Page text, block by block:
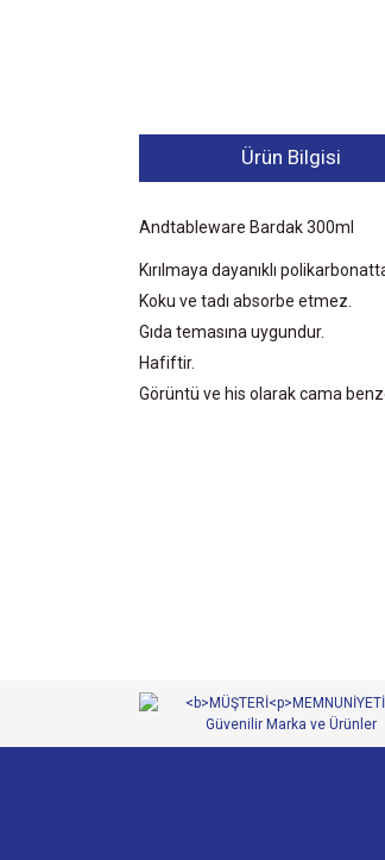
Ürün Bilgisi
Andtableware Bardak 300ml
Kırılmaya dayanıklı
Koku ve tadı absorbe etmez.
Gıda temasına uygundur.
Hafiftir.
Görüntü ve his olarak cama
Ürün fiyatı diğer sitelerden
Bu ürüne benzer farklı